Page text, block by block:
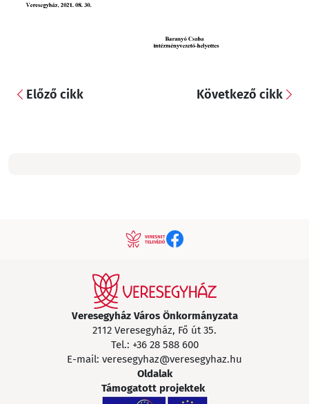
Előző cikk Következő cikk
Veresegyház Város Önkormányzata
2112 Veresegyház, Fő út 35.
Tel.: +36 28 588 600
E-mail: veresegyhaz@veresegyhaz.hu
Oldalak
Támogatott projektek